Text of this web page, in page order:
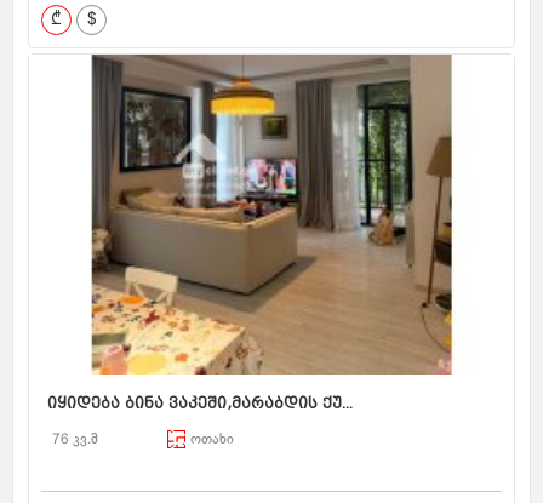
₾ $
იყიდება ბინა ვაკეში,მარაბდის ქუ...
76 კვ.მ ოთახი